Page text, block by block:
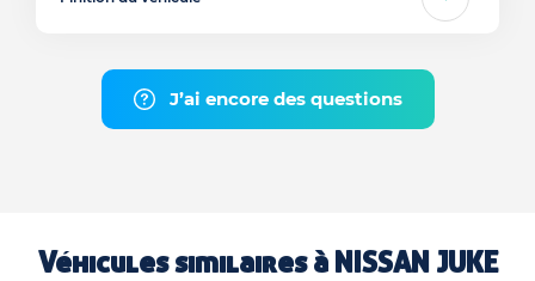
J’ai encore des questions
Véhicules similaires à NISSAN JUKE